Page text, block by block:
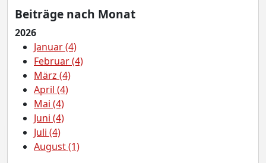
Beiträge nach Monat
2026
Januar (4)
Februar (4)
März (4)
April (4)
Mai (4)
Juni (4)
Juli (4)
August (1)